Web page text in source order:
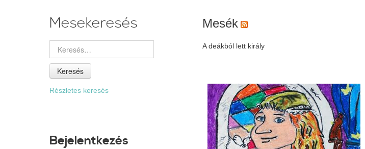
Mesék
A deákból lett király
Mesekeresés
Keresés
Részletes keresés
Bejelentkezés